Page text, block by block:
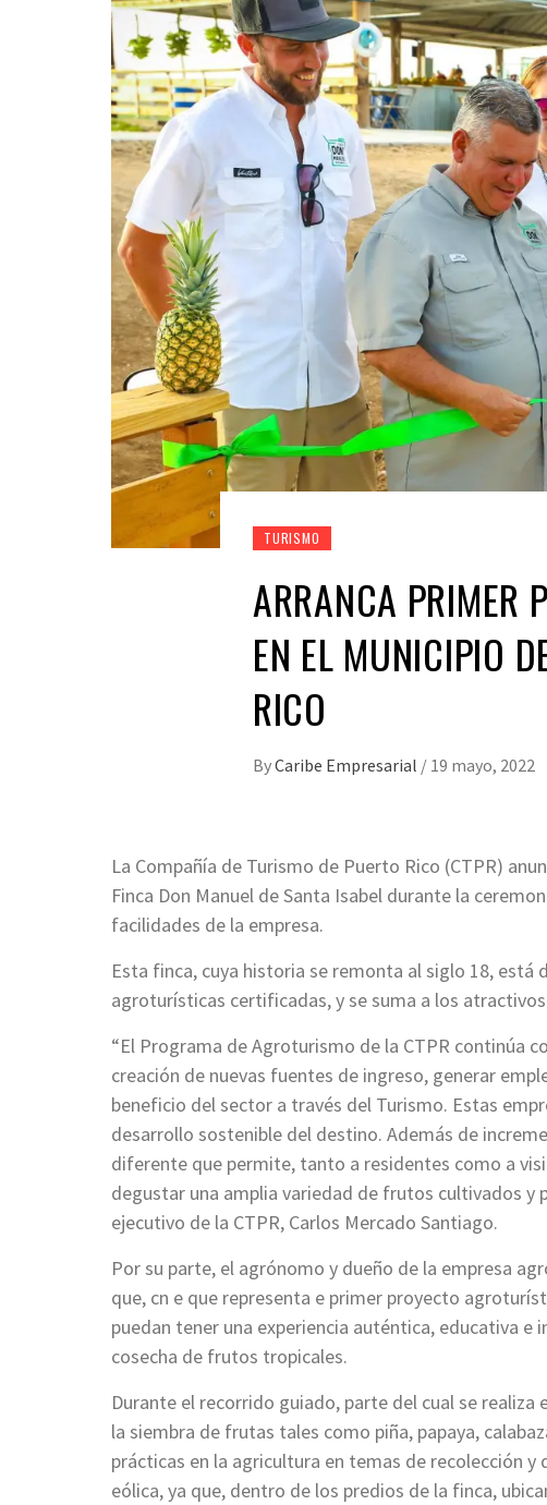
TURISMO
ARRANCA PRIMER
EN EL MUNICIPIO
RICO
ByCaribe Empresarial / 19 mayo, 2022
La Compañía de Turismo de Puerto Rico (CTPR)
Finca Don Manuel de Santa Isabel durante la
facilidades de la empresa.
Esta finca, cuya historia se remonta al siglo 18,
agroturísticas certificadas, y se suma a los
“El Programa de Agroturismo de la CTPR continúa
creación de nuevas fuentes de ingreso, generar
beneficio del sector a través del Turismo. Estas
desarrollo sostenible del destino. Además de
diferente que permite, tanto a residentes como a
degustar una amplia variedad de frutos cultivados y
ejecutivo de la CTPR, Carlos Mercado Santiago.
Por su parte, el agrónomo y dueño de la empresa
que, cn e que representa e primer proyecto
puedan tener una experiencia auténtica, educativa
cosecha de frutos tropicales.
Durante el recorrido guiado, parte del cual se
la siembra de frutas tales como piña, papaya,
prácticas en la agricultura en temas de recolección
eólica, ya que, dentro de los predios de la finca,